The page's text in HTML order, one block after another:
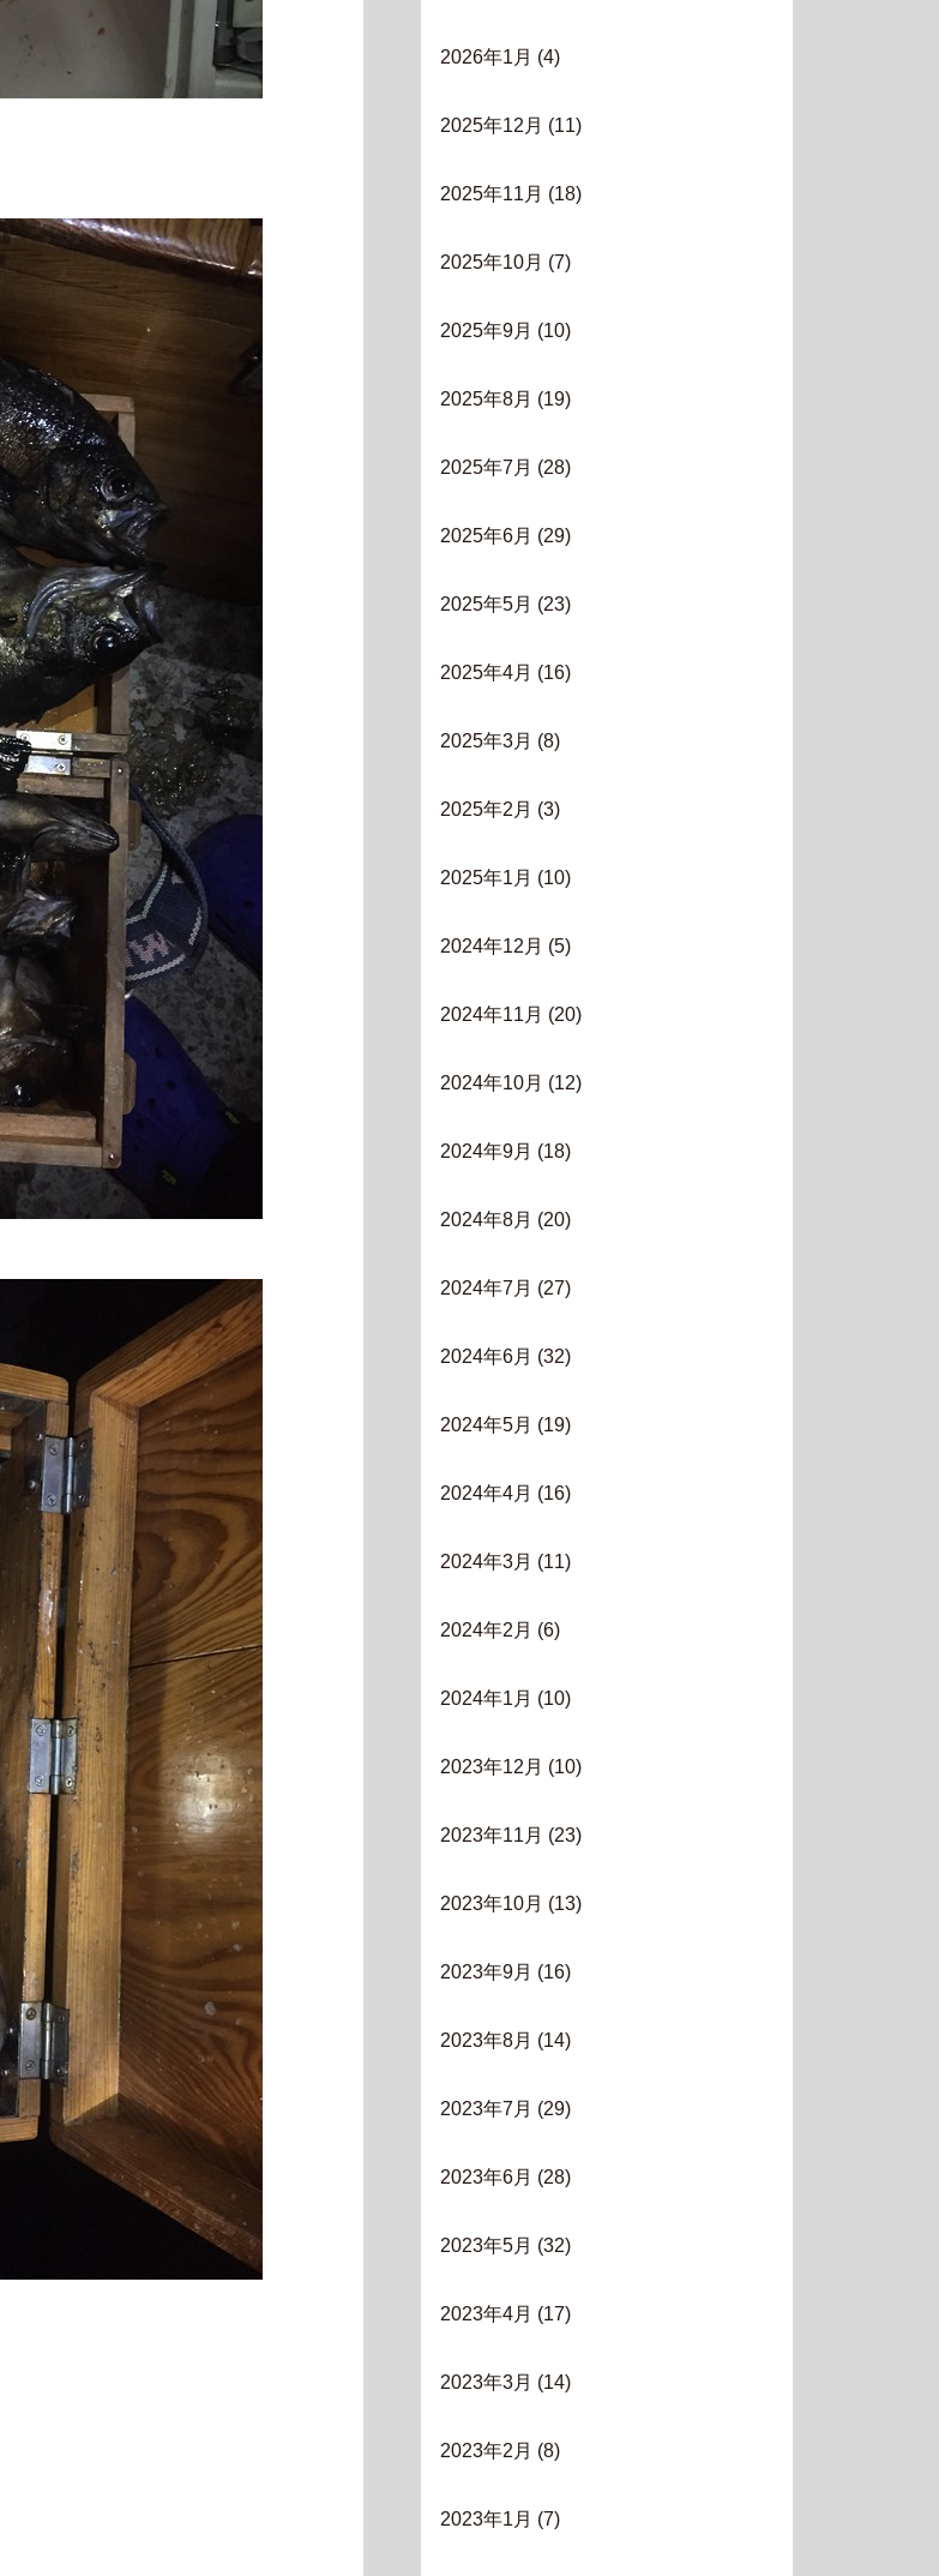
2026年1月 (4)
2025年12月 (11)
2025年11月 (18)
2025年10月 (7)
2025年9月 (10)
2025年8月 (19)
2025年7月 (28)
2025年6月 (29)
2025年5月 (23)
2025年4月 (16)
2025年3月 (8)
2025年2月 (3)
2025年1月 (10)
2024年12月 (5)
2024年11月 (20)
2024年10月 (12)
2024年9月 (18)
2024年8月 (20)
2024年7月 (27)
2024年6月 (32)
2024年5月 (19)
2024年4月 (16)
2024年3月 (11)
2024年2月 (6)
2024年1月 (10)
2023年12月 (10)
2023年11月 (23)
2023年10月 (13)
2023年9月 (16)
2023年8月 (14)
2023年7月 (29)
2023年6月 (28)
2023年5月 (32)
2023年4月 (17)
2023年3月 (14)
2023年2月 (8)
2023年1月 (7)